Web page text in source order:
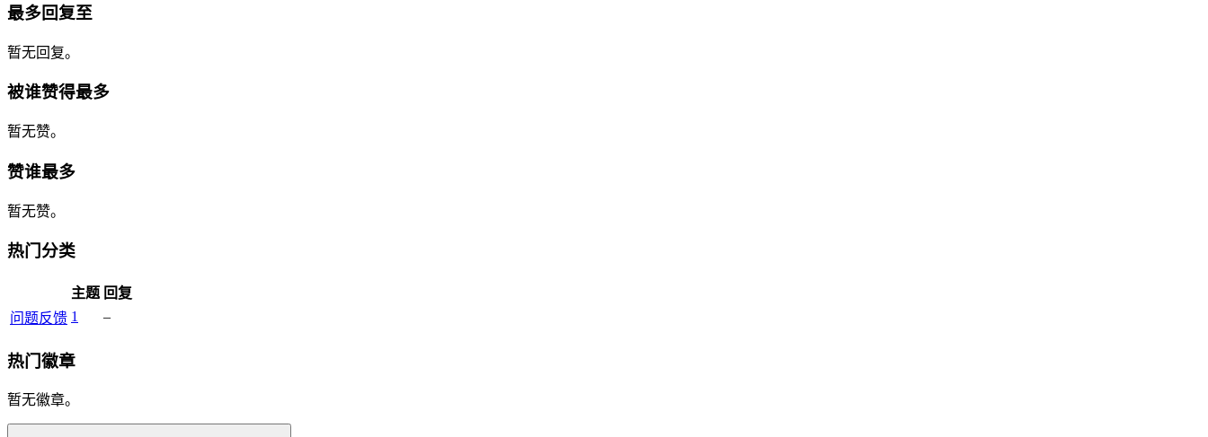
最多回复至
暂无回复。
被谁赞得最多
暂无赞。
赞谁最多
暂无赞。
热门分类
主题 回复
问题反馈 1 –
热门徽章
暂无徽章。